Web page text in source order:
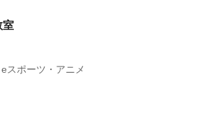
室
スポーツ・アニメ